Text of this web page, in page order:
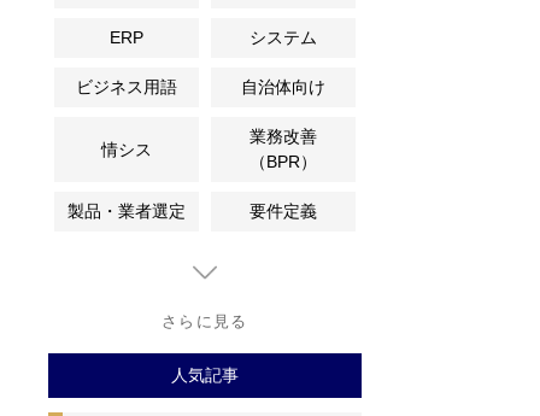
ERP システム
ビジネス用語 自治体向け
情シス
業務改善
（BPR）
製品・業者選定 要件定義
さらに見る
人気記事